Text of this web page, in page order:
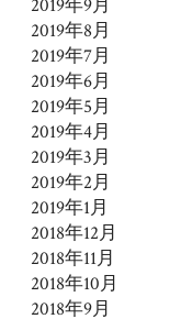
2019年9月
2019年8月
2019年7月
2019年6月
2019年5月
2019年4月
2019年3月
2019年2月
2019年1月
2018年12月
2018年11月
2018年10月
2018年9月